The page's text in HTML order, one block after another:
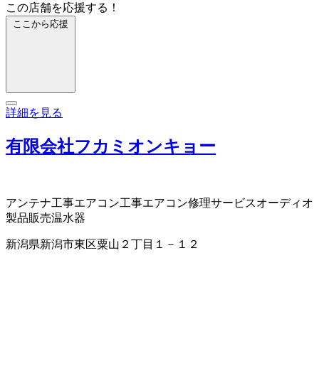
この店舗を応援する！
ここから応援
詳細を見る
有限会社フカミオンキョー
アンテナ工事エアコン工事エアコン修理サービスオーディオ
製品販売温水器
新潟県新潟市東区粟山２丁目１－１２